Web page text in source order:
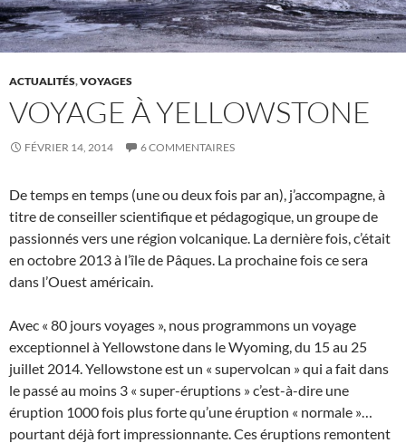
ACTUALITÉS,VOYAGES
VOYAGE À YELLOWSTONE
FÉVRIER 14, 2014 6 COMMENTAIRES
De temps en temps (une ou deux fois par an), j’accompagne, à
titre de conseiller scientifique et pédagogique, un groupe de
passionnés vers une région volcanique. La dernière fois, c’était
en octobre 2013 à l’île de Pâques. La prochaine fois ce sera
dans l’Ouest américain.
Avec « 80 jours voyages », nous programmons un voyage
exceptionnel à Yellowstone dans le Wyoming, du 15 au 25
juillet 2014. Yellowstone est un « supervolcan » qui a fait dans
le passé au moins 3 « super-éruptions » c’est-à-dire une
éruption 1000 fois plus forte qu’une éruption « normale »…
pourtant déjà fort impressionnante. Ces éruptions remontent